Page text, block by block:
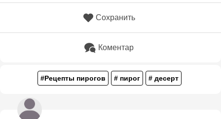
Сохранить
Коментар
#Рецепты пирогов # пирог # десерт